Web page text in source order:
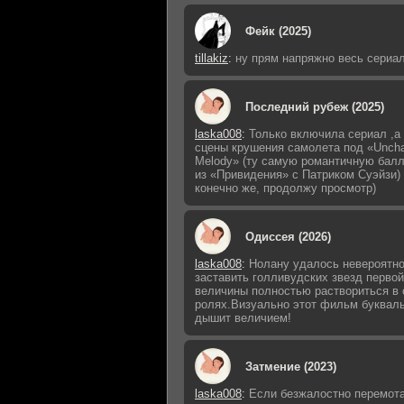
Фейк (2025)
tillakiz: ну прям напряжно весь
Последний рубеж (2025)
laska008: Только включила сериал ,а
сцены крушения самолета под
Melody» (ту самую романтичную
из «Привидения» с Патриком Суэйзи)
конечно же, продолжу просмотр)
Одиссея (2026)
laska008: Нолану удалось
заставить голливудских звезд первой
величины полностью раствориться в
ролях.Визуально этот фильм
дышит величием!
Затмение (2023)
laska008: Если безжалостно